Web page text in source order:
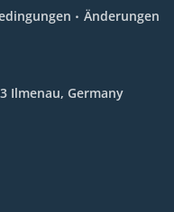
. Änderungen
Ilmenau, Germany